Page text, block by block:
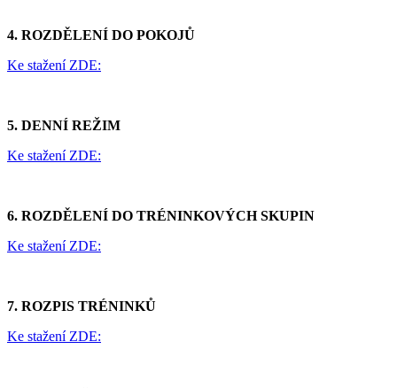
4. ROZDĚLENÍ DO POKOJŮ
Ke stažení ZDE:
5. DENNÍ REŽIM
Ke stažení ZDE:
6. ROZDĚLENÍ DO TRÉNINKOVÝCH SKUPIN
Ke stažení ZDE:
7. ROZPIS TRÉNINKŮ
Ke stažení ZDE: